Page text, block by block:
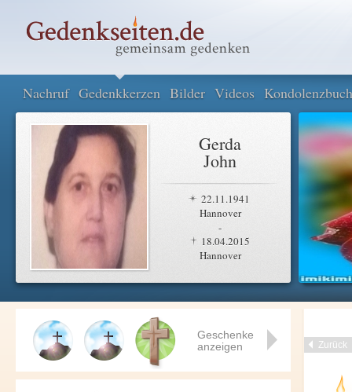
Nachruf Gedenkkerzen Bilder Videos Kondolenzbuch
Gerda
John
22.11.1941
Hannover
-
18.04.2015
Hannover
Zurück
Geschenke
anzeigen